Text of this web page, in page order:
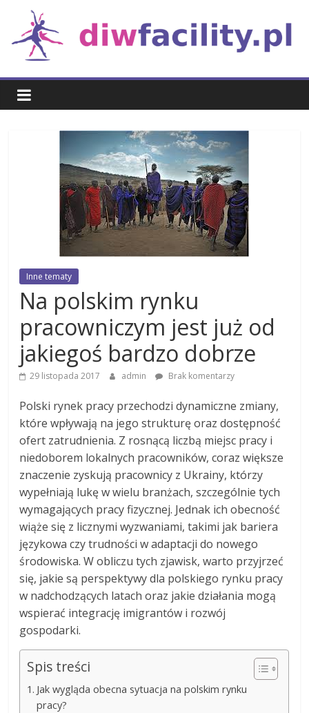
content
Rozrywka
Inne tematy
Na polskim rynku
pracowniczym jest już od
jakiegoś bardzo dobrze
29 listopada 2017 admin Brak komentarzy
Polski rynek pracy przechodzi dynamiczne zmiany,
które wpływają na jego strukturę oraz dostępność
ofert zatrudnienia. Z rosnącą liczbą miejsc pracy i
niedoborem lokalnych pracowników, coraz większe
znaczenie zyskują pracownicy z Ukrainy, którzy
wypełniają lukę w wielu branżach, szczególnie tych
wymagających pracy fizycznej. Jednak ich obecność
wiąże się z licznymi wyzwaniami, takimi jak bariera
językowa czy trudności w adaptacji do nowego
środowiska. W obliczu tych zjawisk, warto przyjrzeć
się, jakie są perspektywy dla polskiego rynku pracy
w nadchodzących latach oraz jakie działania mogą
wspierać integrację imigrantów i rozwój
gospodarki.
Spis treści
Jak wygląda obecna sytuacja na polskim rynku
pracy?